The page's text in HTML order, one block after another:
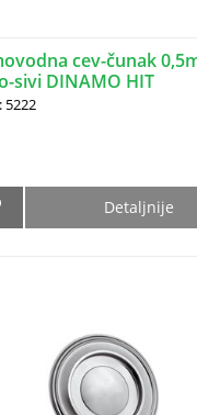
cev-čunak
sivi DINAMO HIT
5222
Detaljnije